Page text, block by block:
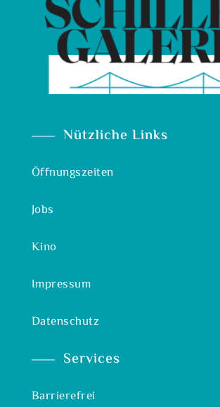
Nützliche Links
Öffnungszeiten
Jobs
Kino
Impressum
Datenschutz
Services
Barrierefrei